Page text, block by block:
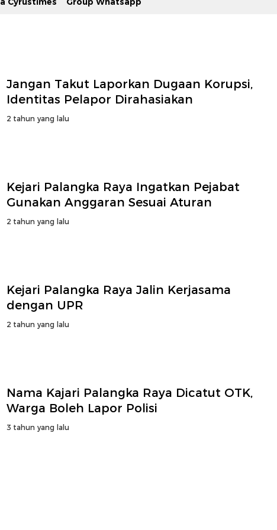
Jangan Takut Laporkan Dugaan Korupsi,
Identitas Pelapor Dirahasiakan
2 tahun yang lalu
Kejari Palangka Raya Ingatkan Pejabat
Gunakan Anggaran Sesuai Aturan
2 tahun yang lalu
Kejari Palangka Raya Jalin Kerjasama
dengan UPR
2 tahun yang lalu
Nama Kajari Palangka Raya Dicatut OTK,
Warga Boleh Lapor Polisi
3 tahun yang lalu